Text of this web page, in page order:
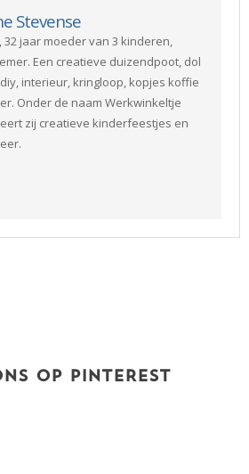
Stevense
32 jaar moeder van 3 kinderen,
Een creatieve duizendpoot, dol
interieur, kringloop, kopjes koffie
Onder de naam Werkwinkeltje
zij creatieve kinderfeestjes en
OP PINTEREST